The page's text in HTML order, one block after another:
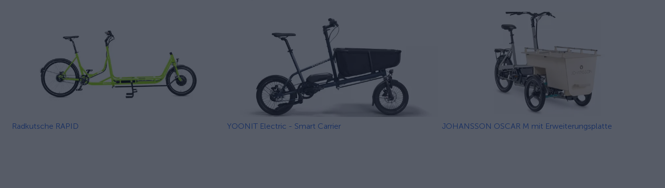
Radkutsche RAPID YOONIT Electric - Smart Carrier JOHANSSON OSCAR M mit Erweiterungsplatte